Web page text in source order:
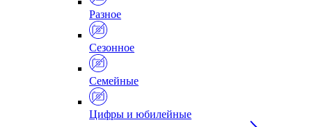
Разное
Сезонное
Семейные
Цифры и юбилейные